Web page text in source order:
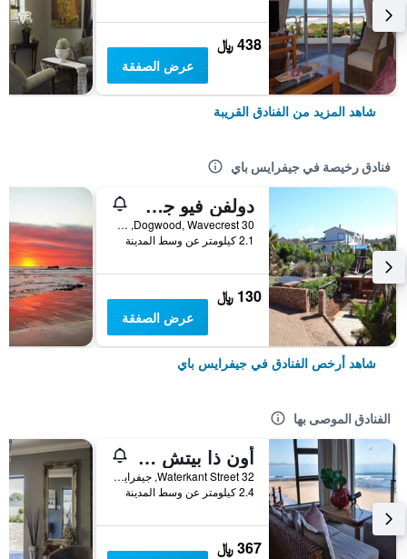
438 ﷼
عرض الصفقة
شاهد المزيد من الفنادق القريبة
فنادق رخيصة في جيفرايس باي
دولفن فيو جست هاوس
30 Dogwood, Wavecrest, جيفرايس باي, محافظة الكاب الشرقية, جنوب أفريقيا
2.1 كيلومتر عن وسط المدينة
130 ﷼
عرض الصفقة
شاهد أرخص الفنادق في جيفرايس باي
الفنادق الموصى بها
أون ذا بيتش جست هاوس
32 Waterkant Street, جيفرايس باي, محافظة الكاب الشرقية, جنوب أفريقيا
2.4 كيلومتر عن وسط المدينة
367 ﷼